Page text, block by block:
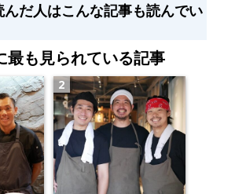
んだ人はこんな記事も読んでい
最も見られている記事